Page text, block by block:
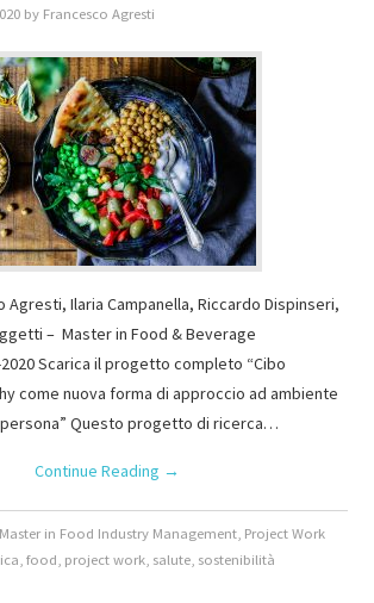
by Francesco Agresti
Agresti, Ilaria Campanella, Riccardo Dispinseri,
– Master in Food & Beverage
Scarica il progetto completo “Cibo
come nuova forma di approccio ad ambiente
Questo progetto di ricerca…
Continue Reading →
Master in Food Industry Management, Project Work
food project work, salute, sostenibilità